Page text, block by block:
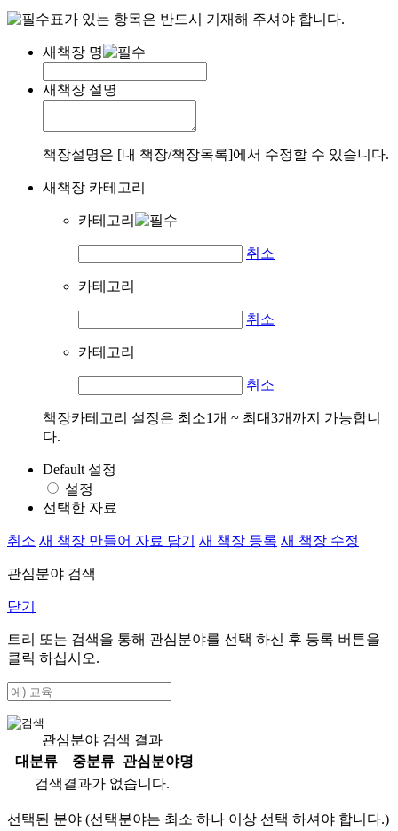
표가 있는 항목은 반드시 기재해 주셔야 합니다.
새책장 명
새책장 설명
책장설명은 [내 책장/책장목록]에서 수정할 수 있습니다.
새책장 카테고리
카테고리
취소
카테고리
취소
카테고리
취소
책장카테고리 설정은 최소1개 ~ 최대3개까지 가능합니
다.
Default 설정
설정
선택한 자료
취소 새 책장 만들어 자료 담기 새 책장 등록 새 책장 수정
관심분야 검색
닫기
트리 또는 검색을 통해 관심분야를 선택 하신 후 등록 버튼을
클릭 하십시오.
관심분야 검색 결과
대분류
중분류
관심분야명
검색결과가 없습니다.
선택된 분야 (선택분야는 최소 하나 이상 선택 하셔야 합니다.)